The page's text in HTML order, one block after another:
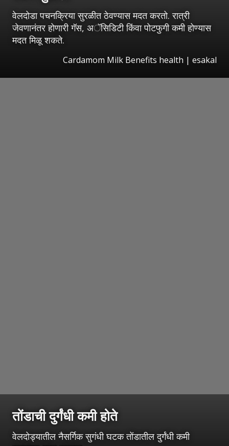
वेलदोडा पचनक्रिया सुरळीत ठेवण्यास मदत करतो. रात्री
जेवणानंतर होणारी गॅस, अॅसिडिटी किंवा पोटफुगी कमी होण्यास
मदत मिळू शकते.
Cardamom Milk Benefits health | esakal
तोंडाची दुर्गंधी कमी होते
वेलदोड्यातील नैसर्गिक सुगंधी घटक तोंडातील दुर्गंधी कमी